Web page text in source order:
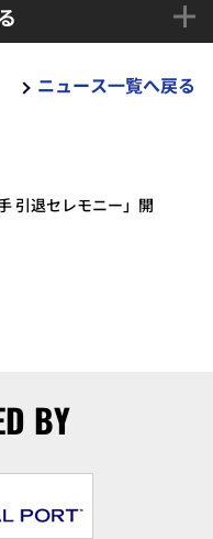
ニュース一覧へ戻る
引退セレモニー」開
BY